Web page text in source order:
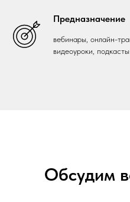
Предназначение
вебинары, онлайн-
видеоуроки, подкасты
Обсудим